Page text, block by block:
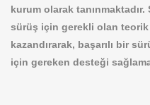
kurum olarak
sürüş için gerekli olan
kazandırarak, başarılı bir
için gereken desteği